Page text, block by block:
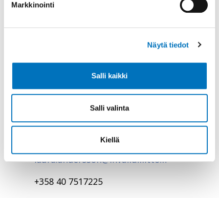
Markkinointi
Näytä tiedot
Salli kaikki
Salli valinta
Kiellä
Johtaja, yhteiskunnallinen
Laura Andersson
vaikuttamistyön verkostoitunut
laura.andersson@invalidiliitto.fi
+358 40 7517225